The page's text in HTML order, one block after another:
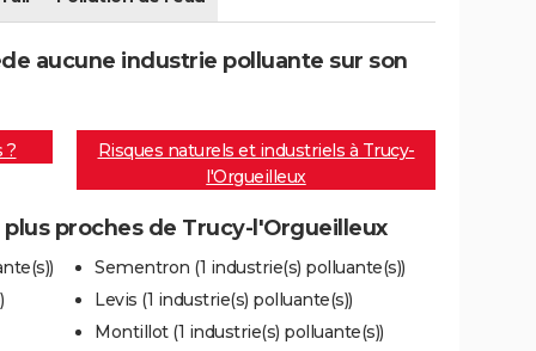
aucune industrie polluante sur son
?
Risques naturels et industriels à Trucy-
l'Orgueilleux
proches de Trucy-l'Orgueilleux
Sementron (1 industrie(s) polluante(s))
Levis (1 industrie(s) polluante(s))
Montillot (1 industrie(s) polluante(s))